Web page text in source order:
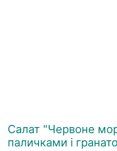
Салат "Червоне
паличками і